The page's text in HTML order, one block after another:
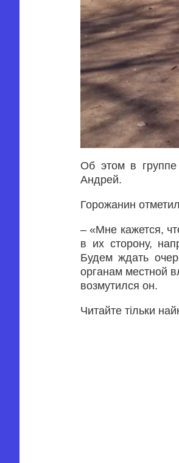
Об этом в группе
Андрей.
Горожанин
– «Мне кажется,
в их сторону,
Будем ждать
органам местной
возмутился он.
Читайте тільки